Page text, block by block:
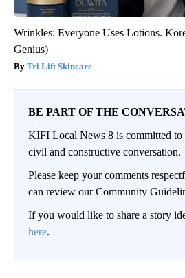
Wrinkles: Everyone Uses Lotions.
Genius)
Tri Lift Skincare
BE PART OF THE
KIFI Local News 8 is committed
civil and constructive conversation.
Please keep your comments
can review our Community
If you would like to share a story
here.